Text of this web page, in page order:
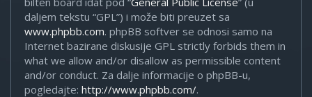
daljem tekstu “GPL”) i može biti preuzet sa
www.phpbb.com. phpBB softver se odnosi samo na
Internet bazirane diskusije GPL strictly forbids them in
what we allow and/or disallow as permissible content
and/or conduct. Za dalje informacije o phpBB-u,
pogledajte: http://www.phpbb.com/.